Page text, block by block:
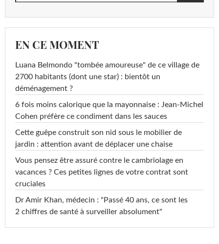
EN CE MOMENT
Luana Belmondo "tombée amoureuse" de ce village de
2700 habitants (dont une star) : bientôt un
déménagement ?
6 fois moins calorique que la mayonnaise : Jean-Michel
Cohen préfère ce condiment dans les sauces
Cette guêpe construit son nid sous le mobilier de
jardin : attention avant de déplacer une chaise
Vous pensez être assuré contre le cambriolage en
vacances ? Ces petites lignes de votre contrat sont
cruciales
Dr Amir Khan, médecin : "Passé 40 ans, ce sont les
2 chiffres de santé à surveiller absolument"